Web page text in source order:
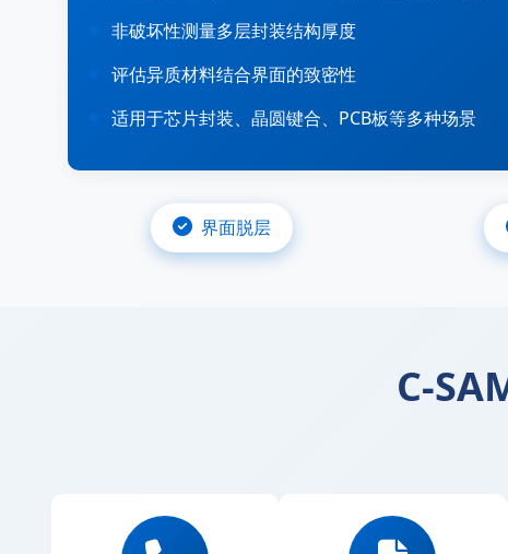
非破坏性测量多层封装结构厚度
评估异质材料结合界面的致密性
适用于芯片封装、晶圆键合、PCB板等多种场景
界面脱层
C-